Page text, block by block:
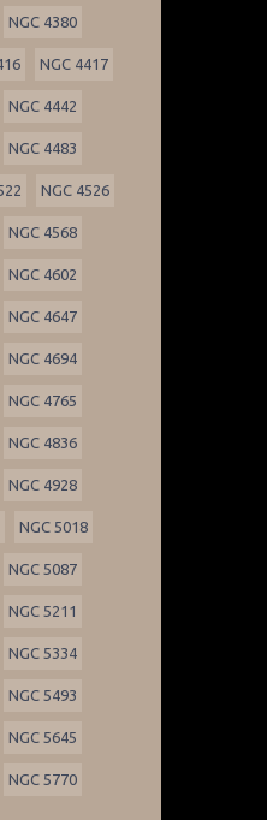
NGC 4380
NGC 4417
NGC 4442
NGC 4483
NGC 4526
NGC 4568
NGC 4602
NGC 4647
NGC 4694
NGC 4765
NGC 4836
NGC 4928
NGC 5018
NGC 5087
NGC 5211
NGC 5334
NGC 5493
NGC 5645
NGC 5770